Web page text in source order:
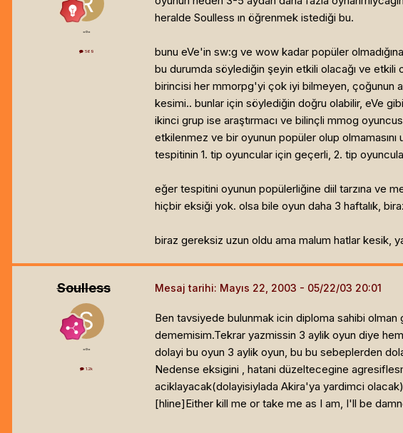
=o=
569
heralde Soulless ın öğrenmek istediği bu.
bunu eVe'in sw:g ve wow kadar popüler
bu durumda söylediğin şeyin etkili olacağı ve etkili
birincisi her mmorpg'yi çok iyi bilmeyen, çoğunun
kesimi.. bunlar için söylediğin doğru olabilir, eVe
ikinci grup ise araştırmacı ve bilinçli mmog
etkilenmez ve bir oyunun popüler olup olmamasını
tespitinin 1. tip oyuncular için geçerli, 2. tip
eğer tespitini oyunun popülerliğine diil tarzına ve
hiçbir eksiği yok. olsa bile oyun daha 3 haftalık,
biraz gereksiz uzun oldu ama malum hatlar kesik,
Soulless
=o=
1.2k
Mesaj tarihi: Mayıs 22, 2003
Ben tavsiyede bulunmak icin diploma sahibi
dememisim.Tekrar yazmissin 3 aylik oyun diye
dolayi bu oyun 3 aylik oyun, bu bu sebeplerden
Nedense eksigini , hatani düzeltecegine
aciklayacak(dolayisiylada Akira'ya yardimci
[hline]Either kill me or take me as I am, I'll be